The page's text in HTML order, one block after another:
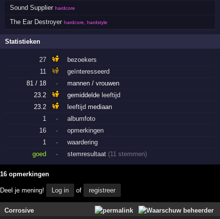
Sound Supplier hardcore
The Ear Destroyer hardcore, hardstyle
Statistieken
27
bezoekers
11
geïnteresseerd
81 / 18
·
mannen / vrouwen
23.2
gemiddeldeleeftijd
23.2
leeftijd mediaan
1
·
albumfoto
16
·
opmerkingen
1
·
waardering
goed
· stemresultaat (11 stemmen)
16 opmerkingen
Deel je mening! Log in of registreer
Corrosive